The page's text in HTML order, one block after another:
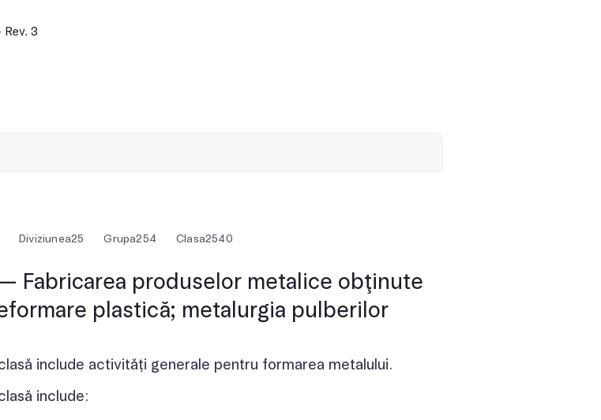
3
Diviziunea25 Grupa254 Clasa2540
Fabricarea produselor metalice obţinute
plastică; metalurgia pulberilor
include activități generale pentru formarea metalului.
include: